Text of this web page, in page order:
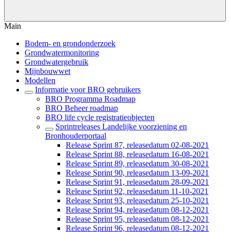
Main
Bodem- en grondonderzoek
Grondwatermonitoring
Grondwatergebruik
Mijnbouwwet
Modellen
Informatie voor BRO gebruikers
BRO Programma Roadmap
BRO Beheer roadmap
BRO life cycle registratieobjecten
Sprintreleases Landelijke voorziening en
Bronhouderportaal
Release Sprint 87, releasedatum 02-08-2021
Release Sprint 88, releasedatum 16-08-2021
Release Sprint 89, releasedatum 30-08-2021
Release Sprint 90, releasedatum 13-09-2021
Release Sprint 91, releasedatum 28-09-2021
Release Sprint 92, releasedatum 11-10-2021
Release Sprint 93, releasedatum 25-10-2021
Release Sprint 94, releasedatum 08-12-2021
Release Sprint 95, releasedatum 08-12-2021
Release Sprint 96, releasedatum 08-12-2021